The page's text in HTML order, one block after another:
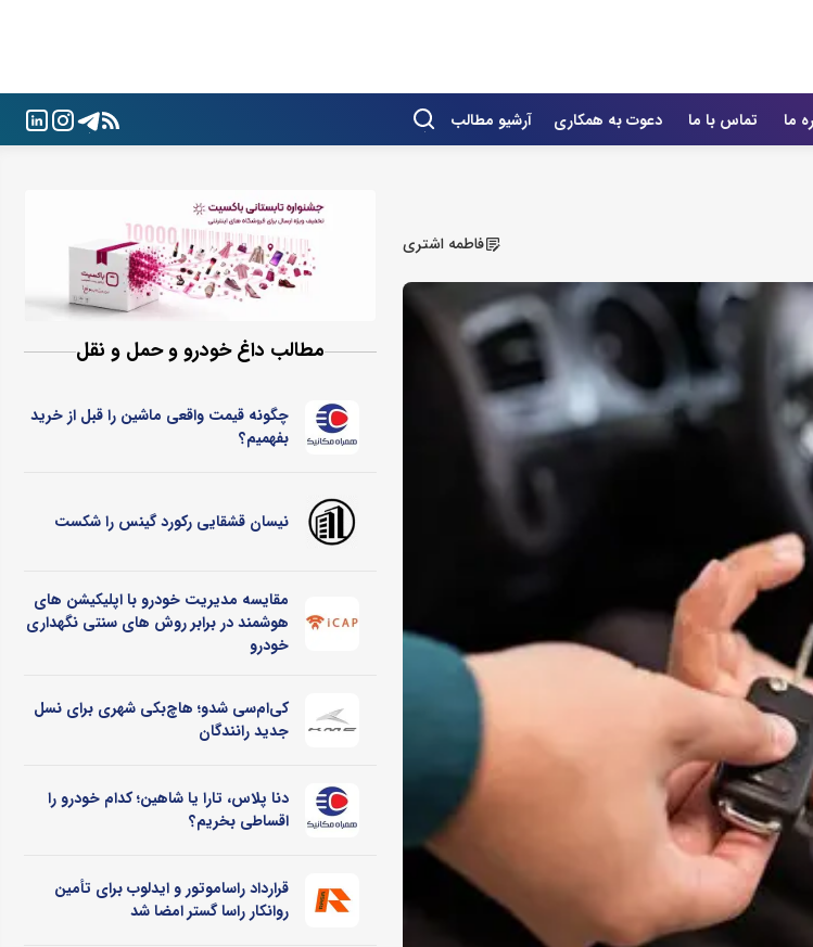
ما تماس با ما دعوت به همکاری آرشیو مطالب
فاطمه اشتری
مطالب داغ خودرو و حمل و نقل
چگونه قیمت واقعی ماشین را قبل از خرید
بفهمیم؟
نیسان قشقایی رکورد گینس را شکست
مقایسه مدیریت خودرو با اپلیکیشن های
هوشمند در برابر روش های سنتی نگهداری
خودرو
کی‌ام‌سی شدو؛ هاچ‌بکی شهری برای نسل
جدید رانندگان
دنا پلاس، تارا یا شاهین؛ کدام خودرو را
اقساطی بخریم؟
قرارداد راساموتور و ایدلوب برای تأمین
روانکار راسا گستر امضا شد